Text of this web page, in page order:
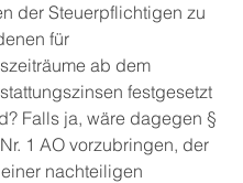
der Steuerpflichtigen zu
für
ab dem
festgesetzt
Falls ja, wäre dagegen §
1 AO vorzubringen, der
nachteiligen